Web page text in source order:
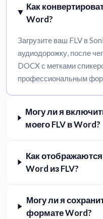
Как
Word?
Загрузите ваш FLV в
аудиодорожку, после
DOCX с метками
профессиональным
Могу ли я
моего FLV в Word?
Как
Word из FLV?
Могу ли я
формате Word?